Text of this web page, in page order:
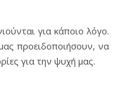
για κάποιο λόγο.
προειδοποιήσουν, να
για την ψυχή μας.